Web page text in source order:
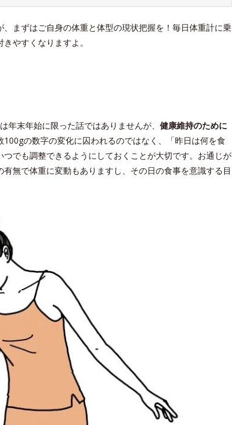
まずはご自身の体重と体型の現状把握を！毎日体重計に乗
やすくなりますよ。
末年始に限った話ではありませんが、 健康維持のために
100gの数字の変化に囚われるのではなく、「昨日は何を食
でも調整できるようにしておくことが大切です。お通じが
無で体重に変動もありますし、その日の食事を意識する目